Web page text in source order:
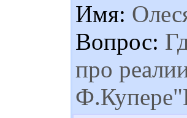
Имя:
Вопрос:
про